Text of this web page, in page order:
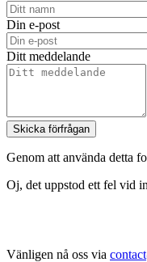
Din e-post
Ditt meddelande
Skicka förfrågan
Genom att använda detta
Oj, det uppstod ett fel vid
Vänligen nå oss via